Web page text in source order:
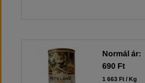
Normál ár:
690 Ft
1 663 Ft / Kg